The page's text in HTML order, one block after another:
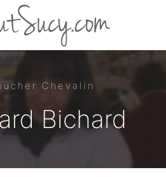
Chevalin
Bichard